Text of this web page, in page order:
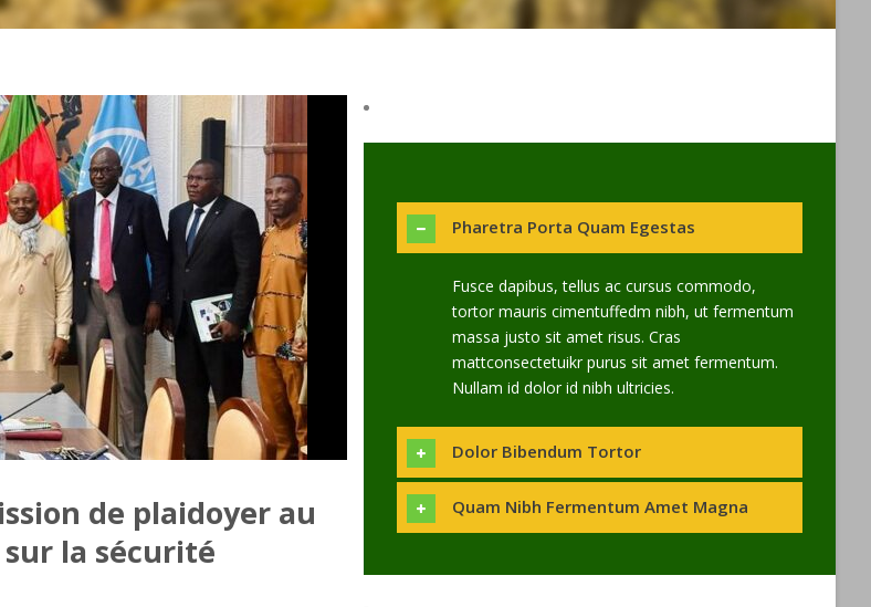
de plaidoyer au
la sécurité
Pharetra Porta Quam Egestas
Fusce dapibus, tellus ac cursus commodo,
tortor mauris cimentuffedm nibh, ut fermentum
massa justo sit amet risus. Cras
mattconsectetuikr purus sit amet fermentum.
Nullam id dolor id nibh ultricies.
Dolor Bibendum Tortor
Quam Nibh Fermentum Amet Magna